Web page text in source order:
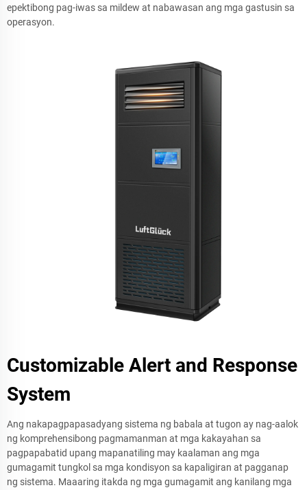
epektibong pag-iwas sa mildew at nabawasan ang mga gastusin sa
operasyon.
Customizable Alert and Response
System
Ang nakapagpapasadyang sistema ng babala at tugon ay nag-aalok
ng komprehensibong pagmamanman at mga kakayahan sa
pagpapabatid upang mapanatiling may kaalaman ang mga
gumagamit tungkol sa mga kondisyon sa kapaligiran at pagganap
ng sistema. Maaaring itakda ng mga gumagamit ang kanilang mga